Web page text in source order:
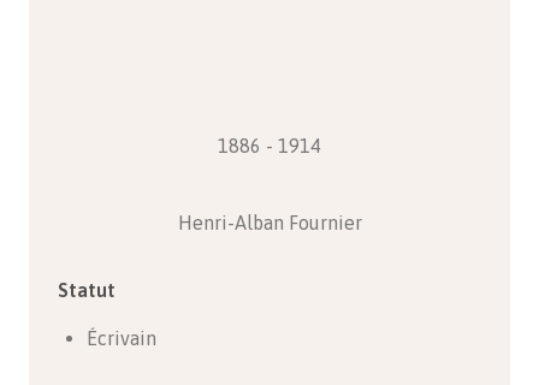
1886 - 1914
Henri-Alban Fournier
Statut
Écrivain